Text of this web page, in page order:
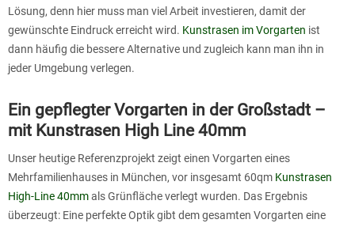
Lösung, denn hier muss man viel Arbeit investieren, damit der
gewünschte Eindruck erreicht wird. Kunstrasen im Vorgarten ist
dann häufig die bessere Alternative und zugleich kann man ihn in
jeder Umgebung verlegen.
Ein gepflegter Vorgarten in der Großstadt –
mit Kunstrasen High Line 40mm
Unser heutige Referenzprojekt zeigt einen Vorgarten eines
Mehrfamilienhauses in München, vor insgesamt 60qm Kunstrasen
High-Line 40mmals Grünfläche verlegt wurden. Das Ergebnis
überzeugt: Eine perfekte Optik gibt dem gesamten Vorgarten eine